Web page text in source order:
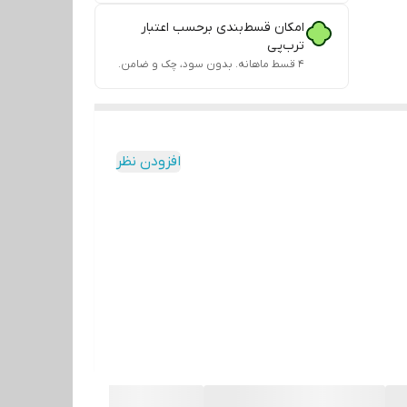
امکان قسط‌بندی برحسب اعتبار
ترب‌پی
۴ قسط ماهانه. بدون سود، چک و ضامن.
افزودن نظر